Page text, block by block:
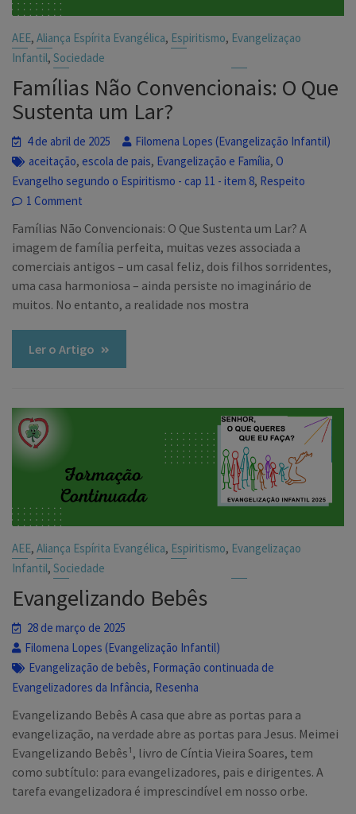
AEE,Aliança Espírita Evangélica, Espiritismo, Evangelizaçao
Infantil,Sociedade
Famílias Não Convencionais: O Que
Sustenta um Lar?
4 de abril de 2025
Filomena Lopes (Evangelização Infantil)
aceitação, escola de pais, Evangelização e Família,O
Evangelho segundo o Espiritismo - cap 11 - item 8, Respeito
1 Comment
Famílias Não Convencionais: O Que Sustenta um Lar? A
imagem de família perfeita, muitas vezes associada a
comerciais antigos – um casal feliz, dois filhos sorridentes,
uma casa harmoniosa – ainda persiste no imaginário de
muitos. No entanto, a realidade nos mostra
Ler o Artigo
AEE,Aliança Espírita Evangélica, Espiritismo, Evangelizaçao
Infantil,Sociedade
Evangelizando Bebês
28 de março de 2025
Filomena Lopes (Evangelização Infantil)
Evangelização de bebês, Formação continuada de
Evangelizadores da Infância, Resenha
Evangelizando Bebês A casa que abre as portas para a
evangelização, na verdade abre as portas para Jesus. Meimei
Evangelizando Bebês¹, livro de Cíntia Vieira Soares, tem
como subtítulo: para evangelizadores, pais e dirigentes. A
tarefa evangelizadora é imprescindível em nosso orbe.